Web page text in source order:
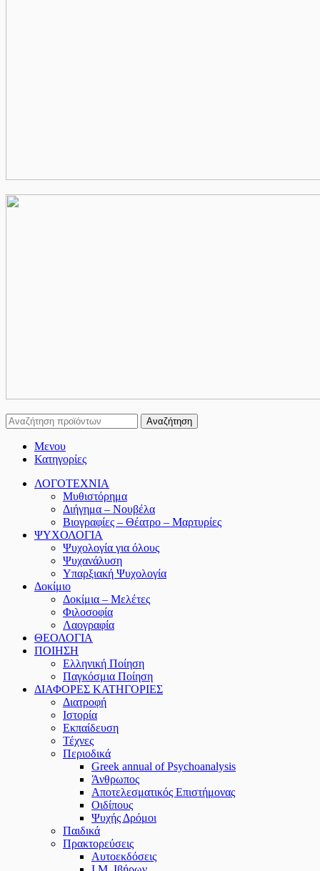
Αναζήτηση
Μενου
Κατηγορίες
ΛΟΓΟΤΕΧΝΙΑ
Μυθιστόρημα
Διήγημα – Νουβέλα
Βιογραφίες – Θέατρο – Μαρτυρίες
ΨΥΧΟΛΟΓΙΑ
Ψυχολογία για όλους
Ψυχανάλυση
Υπαρξιακή Ψυχολογία
Δοκίμιο
Δοκίμια – Μελέτες
Φιλοσοφία
Λαογραφία
ΘΕΟΛΟΓΙΑ
ΠΟΙΗΣΗ
Ελληνική Ποίηση
Παγκόσμια Ποίηση
ΔΙΑΦΟΡΕΣ ΚΑΤΗΓΟΡΙΕΣ
Διατροφή
Ιστορία
Εκπαίδευση
Τέχνες
Περιοδικά
Greek annual of Psychoanalysis
Άνθρωπος
Αποτελεσματικός Επιστήμονας
Οιδίπους
Ψυχής Δρόμοι
Παιδικά
Πρακτoρεύσεις
Αυτοεκδόσεις